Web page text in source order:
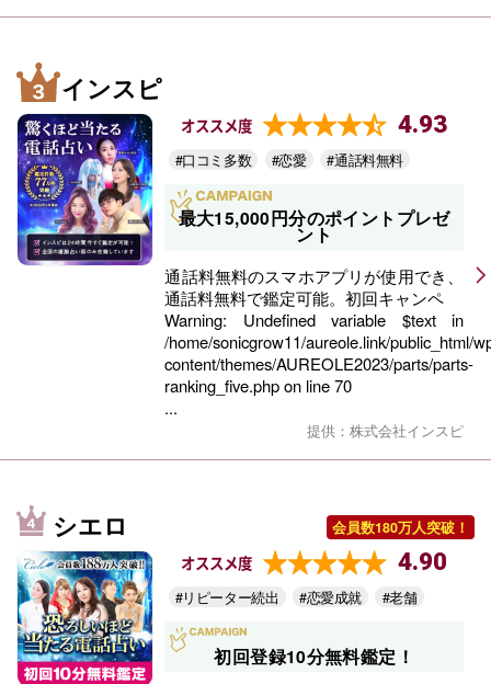
インスピ
オススメ度 4.93
#口コミ多数 #恋愛 #通話料無料
最大15,000円分のポイントプレゼ
ント
通話料無料のスマホアプリが使用でき、
通話料無料で鑑定可能。初回キャンペ
Warning: Undefined variable $text in
/home/sonicgrow11/aureole.link/public_html/
content/themes/AUREOLE2023/parts/parts-
ranking_five.phpon line70
...
提供：株式会社インスピ
シエロ 会員数180万人突破！
オススメ度 4.90
#リピーター続出 #恋愛成就 #老舗
初回登録10分無料鑑定！